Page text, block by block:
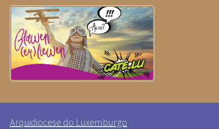
Arquidiocese do Luxemburgo